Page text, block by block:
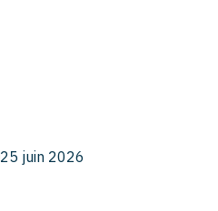
25 juin 2026